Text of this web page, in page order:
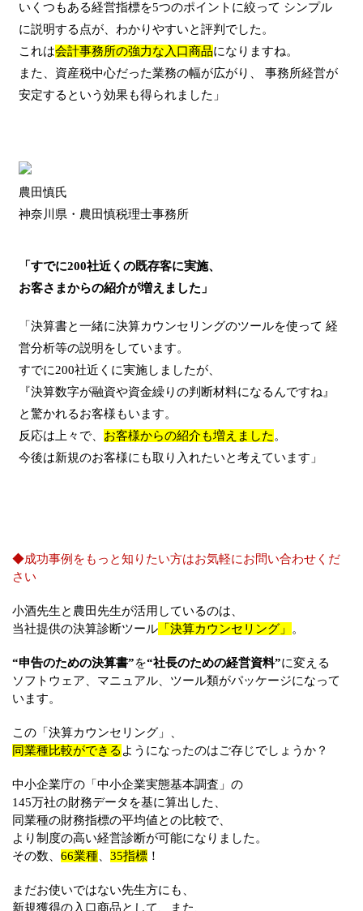
いくつもある経営指標を5つのポイントに絞って シンプル
に説明する点が、わかりやすいと評判でした。
これは会計事務所の強力な入口商品になりますね。
また、資産税中心だった業務の幅が広がり、 事務所経営が
安定するという効果も得られました」
農田慎氏
神奈川県・農田慎税理士事務所
「すでに200社近くの既存客に実施、
お客さまからの紹介が増えました」
「決算書と一緒に決算カウンセリングのツールを使って 経
営分析等の説明をしています。
すでに200社近くに実施しましたが、
『決算数字が融資や資金繰りの判断材料になるんですね』
と驚かれるお客様もいます。
反応は上々で、 お客様からの紹介も増えました 。
今後は新規のお客様にも取り入れたいと考えています」
◆成功事例をもっと知りたい方はお気軽にお問い合わせくだ
さい
小酒先生と農田先生が活用しているのは、
当社提供の決算診断ツール 「決算カウンセリング」 。
“申告のための決算書”を“社長のための経営資料”に変える
ソフトウェア、マニュアル、ツール類がパッケージになって
います。
この「決算カウンセリング」、
同業種比較ができる ようになったのはご存じでしょうか？
中小企業庁の「中小企業実態基本調査」の
145万社の財務データを基に算出した、
同業種の財務指標の平均値との比較で、
より制度の高い経営診断が可能になりました。
その数、 66業種 35指標 ！
まだお使いではない先生方にも、
新規獲得の入口商品として、また、